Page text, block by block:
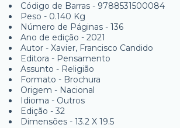
Código de Barras - 9788531500084
Peso - 0.140 Kg
Número de Páginas - 136
Ano de edição - 2021
Autor - Xavier, Francisco Candido
Editora - Pensamento
Assunto - Religião
Formato - Brochura
Origem - Nacional
Idioma - Outros
Edição - 32
Dimensões - 13.2 X 19.5